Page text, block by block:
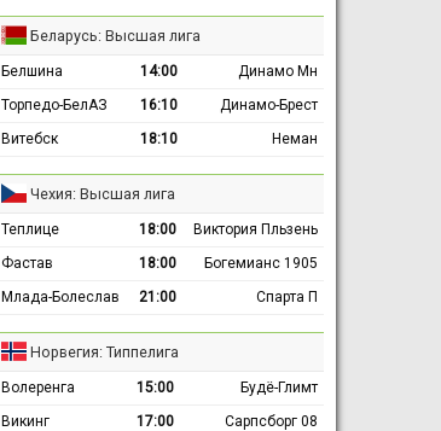
Беларусь: Высшая лига
Белшина 14:00
Динамо Мн
Торпедо-БелАЗ
16:10
Динамо-Брест
Витебск
18:10 Неман
Чехия: Высшая лига
Теплице 18:00
Виктория Пльзень
Фастав
18:00
Богемианс 1905
Млада-Болеслав
21:00 Спарта П
Норвегия: Типпелига
Волеренга 15:00
Будё-Глимт
Викинг
17:00
Сарпсборг 08